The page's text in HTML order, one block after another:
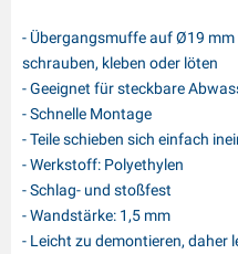
- Übergangsmuffe auf Ø19
schrauben, kleben oder löten
- Geeignet für steckbare
- Schnelle Montage
- Teile schieben sich einfach
- Werkstoff: Polyethylen
- Schlag- und stoßfest
- Wandstärke: 1,5 mm
- Leicht zu demontieren, daher